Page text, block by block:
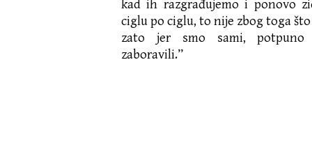
kad ih razgrađujemo i ponovo
ciglu po ciglu, to nije zbog toga
zato jer smo sami, potpuno
zaboravili.”